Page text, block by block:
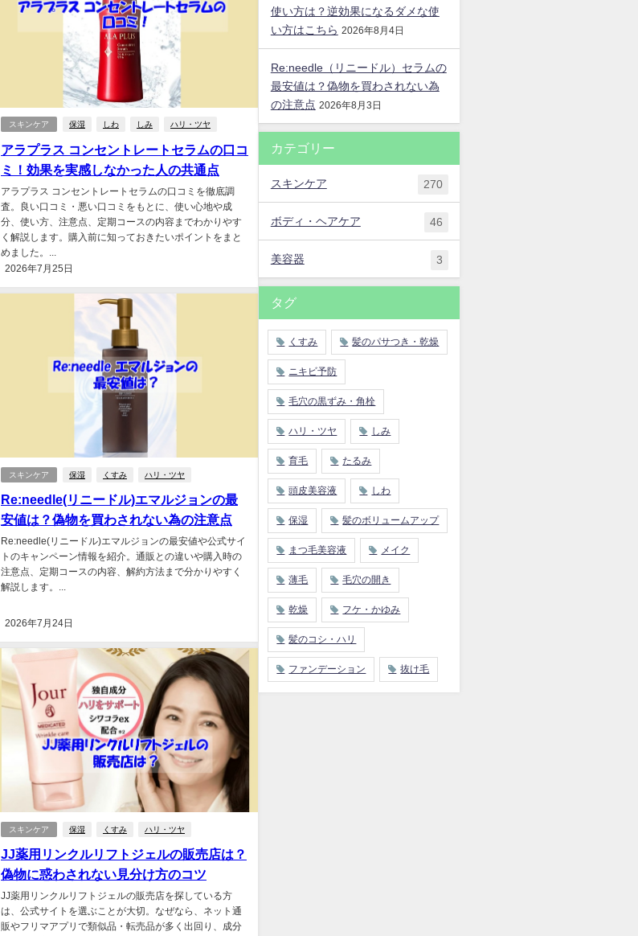
スキンケア 保湿 しわ しみ ハリ・ツヤ
アラプラス コンセントレートセラムの口コ
ミ！効果を実感しなかった人の共通点
アラプラス コンセントレートセラムの口コミを徹底調
査。良い口コミ・悪い口コミをもとに、使い心地や成
分、使い方、注意点、定期コースの内容までわかりやす
く解説します。購入前に知っておきたいポイントをまと
めました。...
2026年7月25日
スキンケア 保湿 くすみ ハリ・ツヤ
Re:needle(リニードル)エマルジョンの最
安値は？偽物を買わされない為の注意点
Re:needle(リニードル)エマルジョンの最安値や公式サイ
トのキャンペーン情報を紹介。通販との違いや購入時の
注意点、定期コースの内容、解約方法まで分かりやすく
解説します。...
2026年7月24日
スキンケア 保湿 くすみ ハリ・ツヤ
JJ薬用リンクルリフトジェルの販売店は？
偽物に惑わされない見分け方のコツ
JJ薬用リンクルリフトジェルの販売店を探している方
は、公式サイトを選ぶことが大切。なぜなら、ネット通
販やフリマアプリで類似品・転売品が多く出回り、成分
使い方は？逆効果になるダメな使
い方はこちら 2026年8月4日
Re:needle（リニードル）セラムの
最安値は？偽物を買わされない為
の注意点 2026年8月3日
カテゴリー
スキンケア 270
ボディ・ヘアケア 46
美容器 3
タグ
くすみ 髪のパサつき・乾燥
ニキビ予防
毛穴の黒ずみ・角栓
ハリ・ツヤ しみ
育毛 たるみ
頭皮美容液 しわ
保湿 髪のボリュームアップ
まつ毛美容液 メイク
薄毛 毛穴の開き
乾燥 フケ・かゆみ
髪のコシ・ハリ
ファンデーション 抜け毛